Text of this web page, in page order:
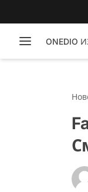
ONEDIO